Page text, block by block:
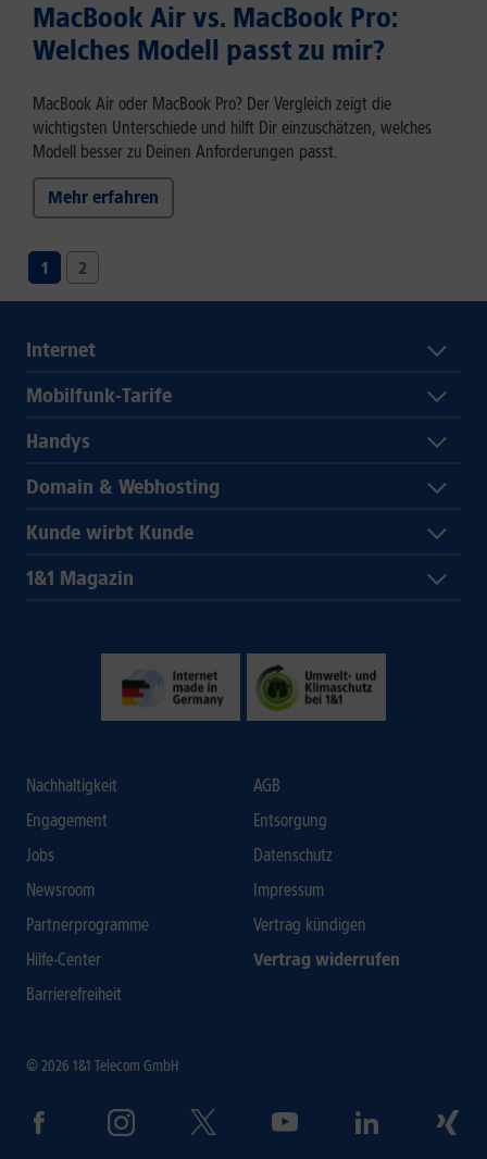
MacBook Air vs. MacBook Pro:
Welches Modell passt zu mir?
MacBook Air oder MacBook Pro? Der Vergleich zeigt die
wichtigsten Unterschiede und hilft Dir einzuschätzen, welches
Modell besser zu Deinen Anforderungen passt.
Mehr erfahren
1 2
Internet
Mobilfunk-Tarife
Handys
Domain & Webhosting
Kunde wirbt Kunde
1&1 Magazin
Nachhaltigkeit
Engagement
Jobs
Newsroom
Partnerprogramme
Hilfe-Center
Barrierefreiheit
AGB
Entsorgung
Datenschutz
Impressum
Vertrag kündigen
Vertrag widerrufen
© 2026 1&1 Telecom GmbH